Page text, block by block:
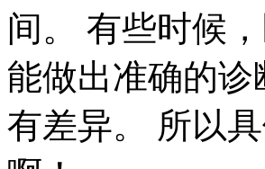
间。 有些时候
能做出准确的
有差异。 所以